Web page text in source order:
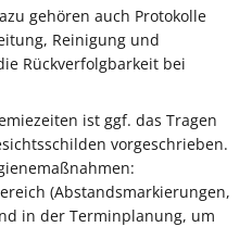
gehören auch Protokolle
Reinigung und
Rückverfolgbarkeit bei
ist ggf. das Tragen
vorgeschrieben.
(Abstandsmarkierungen,
in der Terminplanung, um